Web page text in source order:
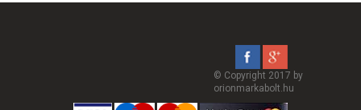
© Copyright 2017 by
orionmarkabolt.hu